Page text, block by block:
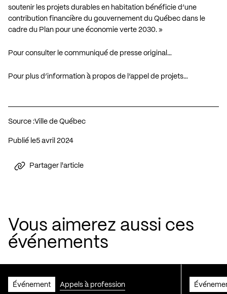
soutenir les projets durables en habitation bénéficie d’une
contribution financière du gouvernement du Québec dans le
cadre du Plan pour une économie verte 2030. »
Pour consulter le communiqué de presse original…
Pour plus d’information à propos de l’appel de projets…
Source :Ville de Québec
Publié le 5 avril 2024
Partager l'article
Vous aimerez aussi ces
événements
Événement Appels à profession